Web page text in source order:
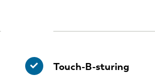
Touch-B-sturing